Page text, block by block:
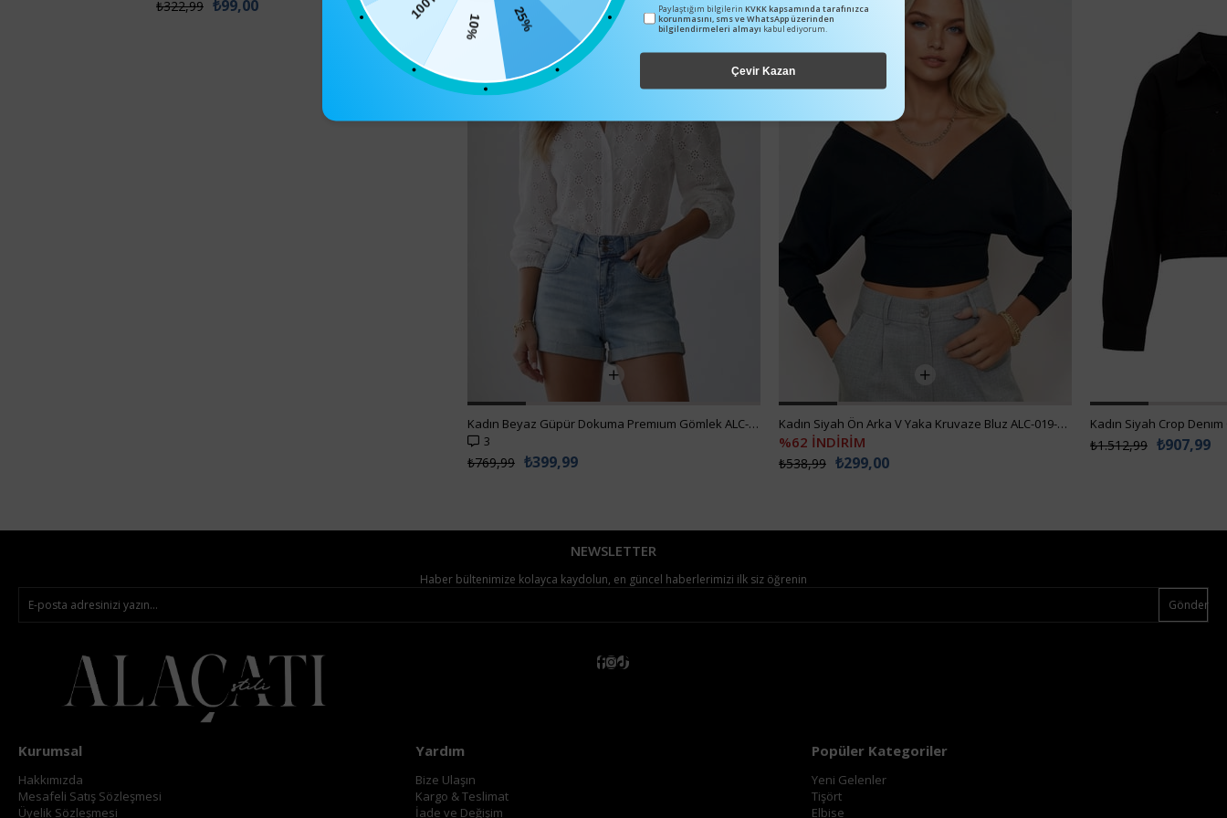
₺99,00
₺322,99
Kadın Beyaz Güpür Dokuma Premıum Gömlek ALC-X4366
3
₺399,99
₺769,99
Kadın Siyah Ön Arka V Yaka Kruvaze Bluz ALC-019-053-BLZ
%62 İNDİRİM
₺299,00
₺538,99
Kadın Siyah Crop
₺907,99
₺1.512,99
NEWSLETTER
Haber bültenimize kolayca kaydolun, en güncel haberlerimizi ilk siz öğrenin
Gönder
Kurumsal
Hakkımızda
Mesafeli Satış Sözleşmesi
Üyelik Sözleşmesi
Yardım
Bize Ulaşın
Kargo & Teslimat
İade ve Değişim
Popüler Kategoriler
Yeni Gelenler
Tişört
Elbise
25%
10%
Paylaştığım bilgilerin KVKK kapsamında tarafınızca
korunmasını, sms ve WhatsApp üzerinden
bilgilendirmeleri almayı kabul ediyorum.
Çevir Kazan